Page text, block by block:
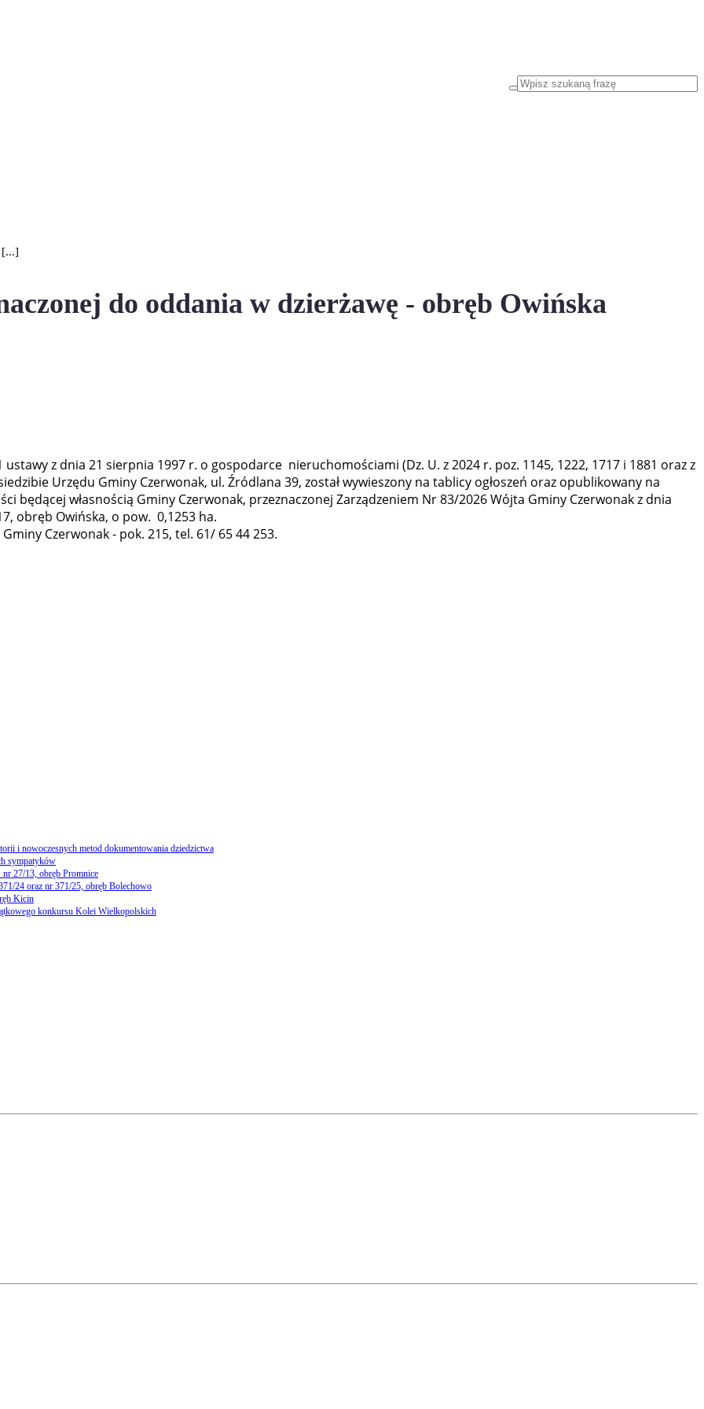
[...]
do oddania w dzierżawę - obręb Owińska
z dnia 21 sierpnia 1997 r. o gospodarce nieruchomościami (Dz. U. z 2024 r. poz. 1145, 1222, 1717 i 1881 oraz z
Urzędu Gminy Czerwonak, ul. Źródlana 39, został wywieszony na tablicy ogłoszeń oraz opublikowany na
będącej własnością Gminy Czerwonak, przeznaczonej Zarządzeniem Nr 83/2026 Wójta Gminy Czerwonak z dnia
obręb Owińska, o pow. 0,1253 ha.
Czerwonak - pok. 215, tel. 61/ 65 44 253.
i nowoczesnych metod dokumentowania dziedzictwa
sympatyków
nr 27/13, obręb Promnice
24 oraz nr 371/25, obręb Bolechowo
Kicin
konkursu Kolei Wielkopolskich